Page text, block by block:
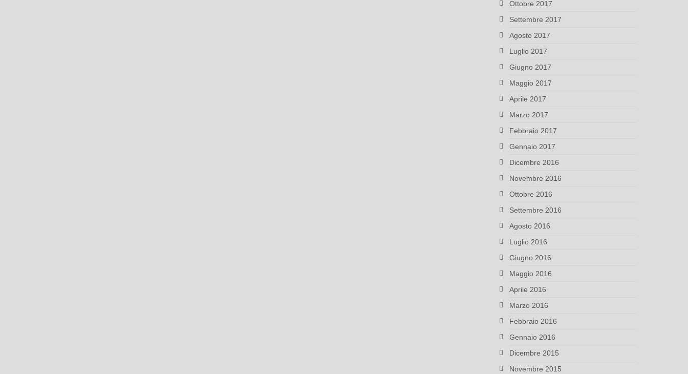
Ottobre 2017
Settembre 2017
Agosto 2017
Luglio 2017
Giugno 2017
Maggio 2017
Aprile 2017
Marzo 2017
Febbraio 2017
Gennaio 2017
Dicembre 2016
Novembre 2016
Ottobre 2016
Settembre 2016
Agosto 2016
Luglio 2016
Giugno 2016
Maggio 2016
Aprile 2016
Marzo 2016
Febbraio 2016
Gennaio 2016
Dicembre 2015
Novembre 2015